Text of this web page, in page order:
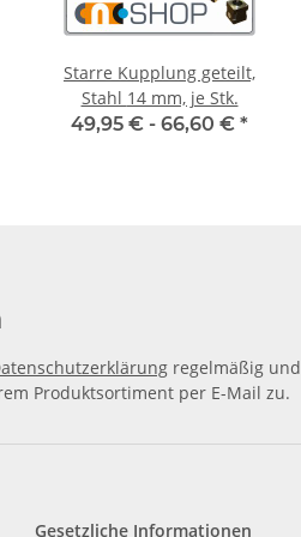
Starre Kupplung geteilt,
Stahl 14 mm, je Stk.
49,95 € - 66,60 € *
regelmäßig und
Produktsortiment per E-Mail zu.
Gesetzliche Informationen